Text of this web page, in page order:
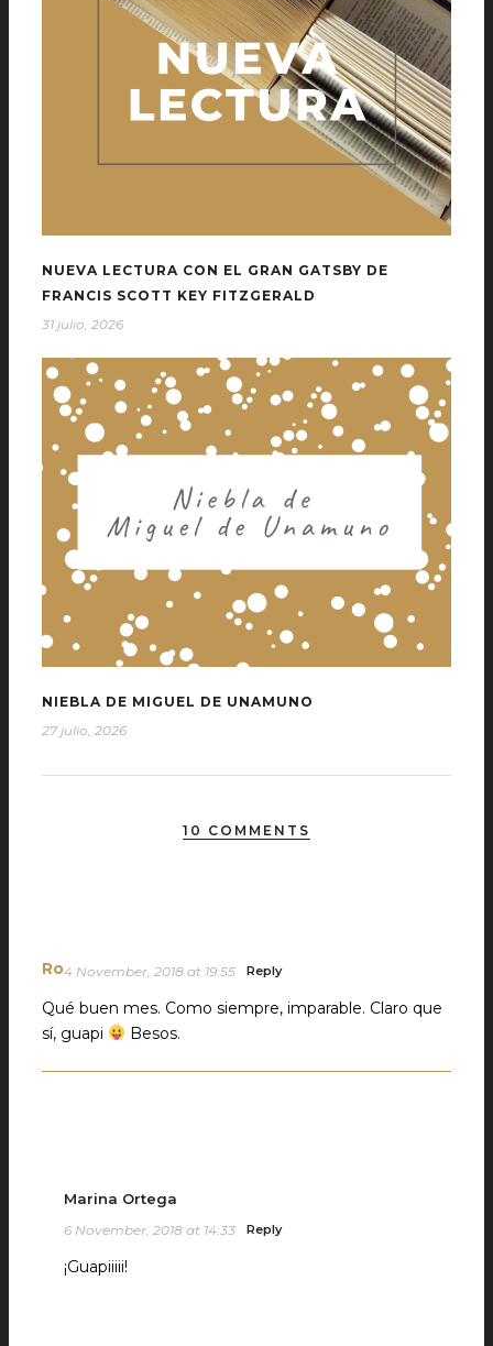
NUEVA LECTURA CON EL GRAN GATSBY DE
FRANCIS SCOTT KEY FITZGERALD
31 julio, 2026
NIEBLA DE MIGUEL DE UNAMUNO
27 julio, 2026
10 COMMENTS
Ro4 November, 2018 at 19:55 Reply
Qué buen mes. Como siempre, imparable. Claro que
sí, guapi
Besos.
Marina Ortega
6 November, 2018 at 14:33 Reply
¡Guapiiiii!